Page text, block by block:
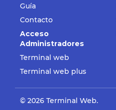
Guía
Contacto
Acceso
Administradores
Terminal web
Terminal web plus
© 2026 Terminal Web.